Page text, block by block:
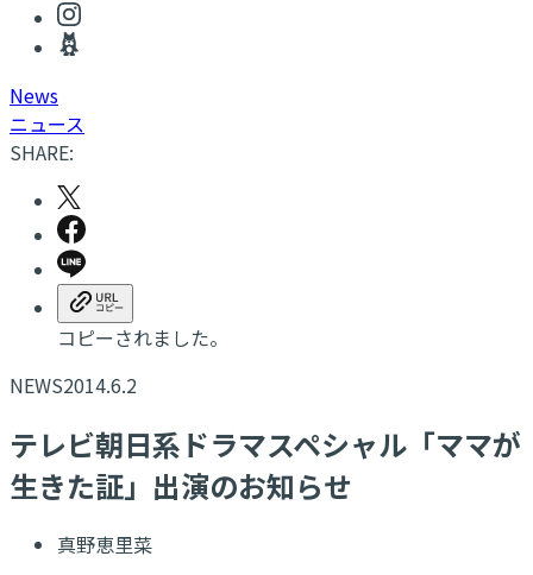
News
ニュース
SHARE:
コピーされました。
NEWS2014.6.2
テレビ朝日系ドラマスペシャル「ママが
生きた証」出演のお知らせ
真野恵里菜